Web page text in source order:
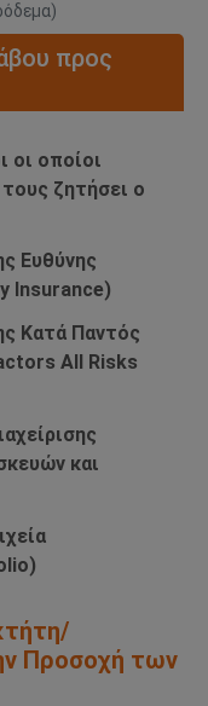
προς
οι οποίοι
ζητήσει ο
Ευθύνης
Insurance)
Κατά Παντός
All Risks
και
Προσοχή των